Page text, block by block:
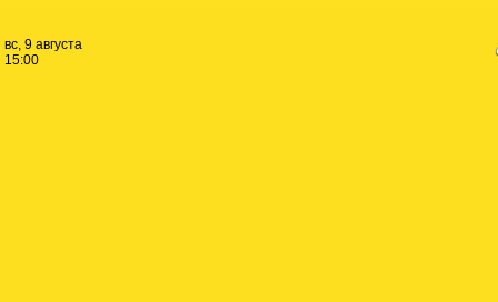
вс, 9 августа
15:00